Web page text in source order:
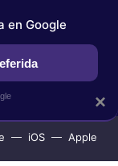
iOS Apple
×
en Google